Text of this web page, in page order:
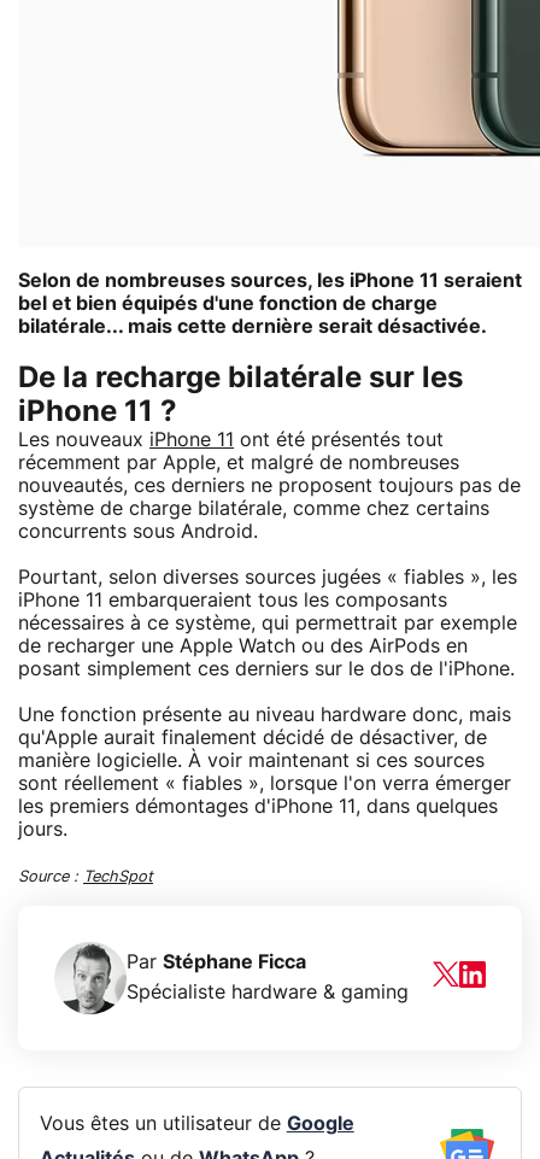
Selon de nombreuses sources, les iPhone 11 seraient
bel et bien équipés d'une fonction de charge
bilatérale... mais cette dernière serait désactivée.
De la recharge bilatérale sur les
iPhone 11 ?
Les nouveaux iPhone 11 ont été présentés tout
récemment par Apple, et malgré de nombreuses
nouveautés, ces derniers ne proposent toujours pas de
système de charge bilatérale, comme chez certains
concurrents sous Android.
Pourtant, selon diverses sources jugées « fiables », les
iPhone 11 embarqueraient tous les composants
nécessaires à ce système, qui permettrait par exemple
de recharger une Apple Watch ou des AirPods en
posant simplement ces derniers sur le dos de l'iPhone.
Une fonction présente au niveau hardware donc, mais
qu'Apple aurait finalement décidé de désactiver, de
manière logicielle. À voir maintenant si ces sources
sont réellement « fiables », lorsque l'on verra émerger
les premiers démontages d'iPhone 11, dans quelques
jours.
Source : TechSpot
Par Stéphane Ficca
Spécialiste hardware & gaming
Vous êtes un utilisateur de Google